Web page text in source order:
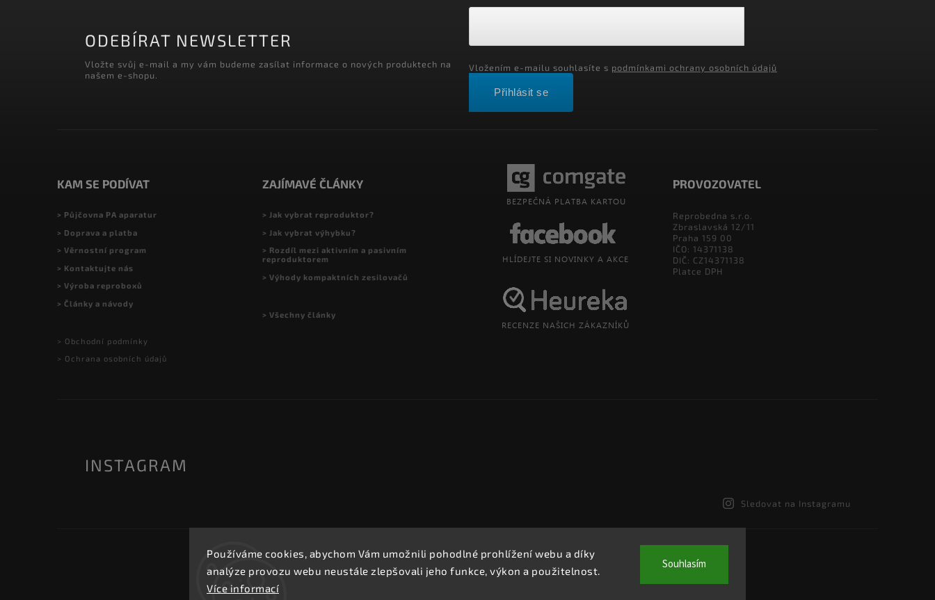
Používáme cookies, abychom Vám umožnili pohodlné prohlížení webu a díky
analýze provozu webu neustále zlepšovali jeho funkce, výkon a použitelnost.
Více informací
Souhlasím
ODEBÍRAT NEWSLETTER
Vložte svůj e-mail a my vám budeme zasílat informace o nových produktech na
našem e-shopu.
Vložením e-mailu souhlasíte s podmínkami ochrany osobních údajů
Přihlásit se
KAM SE PODÍVAT
> Půjčovna PA aparatur
> Doprava a platba
> Věrnostní program
> Kontaktujte nás
> Výroba reproboxů
> Články a návody
> Obchodní podmínky
> Ochrana osobních údajů
ZAJÍMAVÉ ČLÁNKY
> Jak vybrat reproduktor?
> Jak vybrat výhybku?
> Rozdíl mezi aktivním a pasivním
reproduktorem
> Výhody kompaktních zesilovačů
> Všechny články
PROVOZOVATEL
Reprobedna s.r.o.
Zbraslavská 12/11
Praha 159 00
IČO: 14371138
DIČ: CZ14371138
Platce DPH
INSTAGRAM
Sledovat na Instagramu
Copyright 2026REPROOBCHOD.cz. Všechna práva vyhrazena.
Upravit nastavení cookies